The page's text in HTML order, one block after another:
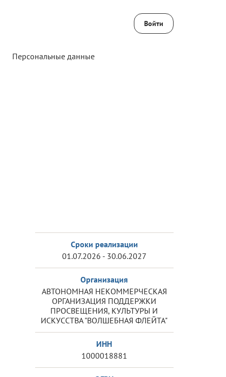
Войти
Персональные данные
Сроки реализации
01.07.2026 - 30.06.2027
Организация
АВТОНОМНАЯ НЕКОММЕРЧЕСКАЯ
ОРГАНИЗАЦИЯ ПОДДЕРЖКИ
ПРОСВЕЩЕНИЯ, КУЛЬТУРЫ И
ИСКУССТВА "ВОЛШЕБНАЯ ФЛЕЙТА"
ИНН
1000018881